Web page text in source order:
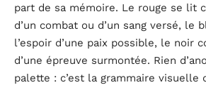
part de sa mémoire. Le rouge se lit
d’un combat ou d’un sang versé, le
l’espoir d’une paix possible, le noir
d’une épreuve surmontée. Rien
palette : c’est la grammaire visuelle